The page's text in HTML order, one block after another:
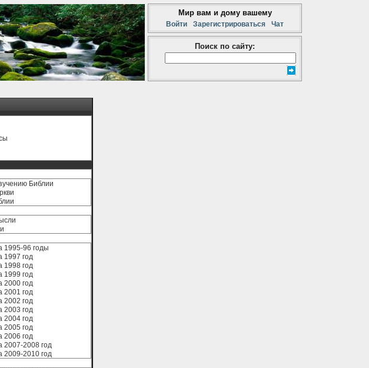
Мир вам и дому вашему
Войти Зарегистрироваться Чат
Поиск по сайту:
Библии
1995-96 годы
1997 год
1998 год
1999 год
2000 год
2001 год
2002 год
2003 год
2004 год
2005 год
2006 год
2007-2008 год
2009-2010 год